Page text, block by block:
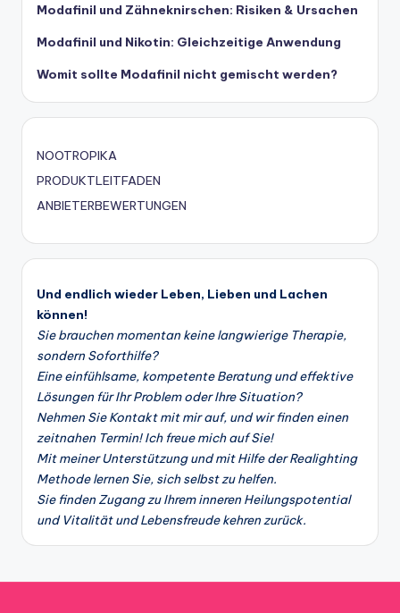
Modafinil und Zähneknirschen: Risiken & Ursachen
Modafinil und Nikotin: Gleichzeitige Anwendung
Womit sollte Modafinil nicht gemischt werden?
NOOTROPIKA
PRODUKTLEITFADEN
ANBIETERBEWERTUNGEN
Und endlich wieder Leben, Lieben und Lachen
können!
Sie brauchen momentan keine langwierige Therapie,
sondern Soforthilfe?
Eine einfühlsame, kompetente Beratung und effektive
Lösungen für Ihr Problem oder Ihre Situation?
Nehmen Sie Kontakt mit mir auf, und wir finden einen
zeitnahen Termin! Ich freue mich auf Sie!
Mit meiner Unterstützung und mit Hilfe der Realighting
Methode lernen Sie, sich selbst zu helfen.
Sie finden Zugang zu Ihrem inneren Heilungspotential
und Vitalität und Lebensfreude kehren zurück.